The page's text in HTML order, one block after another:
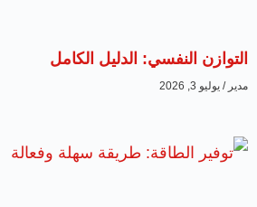
التوازن النفسي: الدليل الكامل
مدير يوليو 3, 2026